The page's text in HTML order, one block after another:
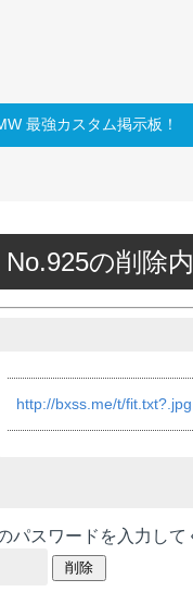
最強カスタム掲示板！
No.925の削除
http://bxss.me/t/fit.txt?.jpg
パスワードを入力して